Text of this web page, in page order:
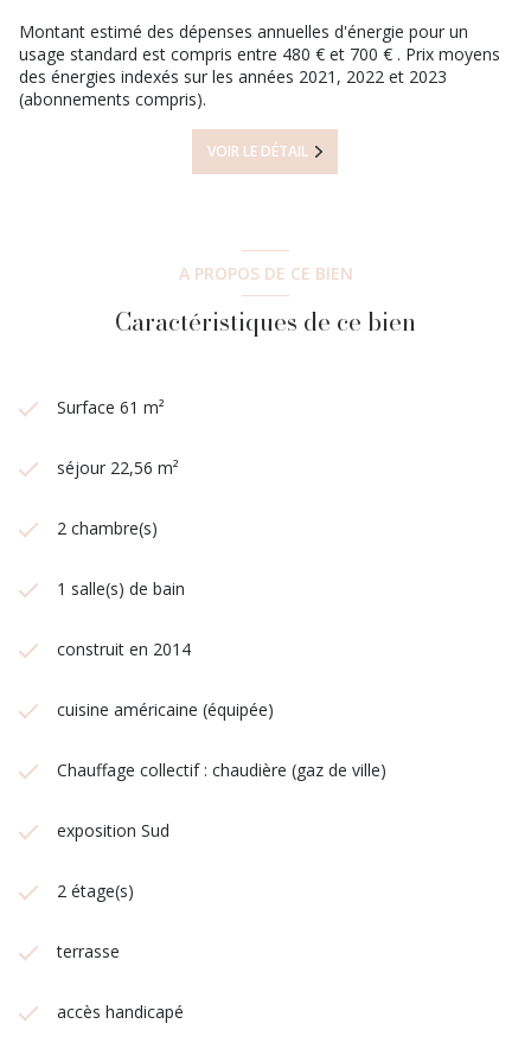
Montant estimé des dépenses annuelles d'énergie pour un
usage standard est compris entre 480 € et 700 € . Prix moyens
des énergies indexés sur les années 2021, 2022 et 2023
(abonnements compris).
VOIR LE DÉTAIL
A PROPOS DE CE BIEN
Caractéristiques de ce bien
Surface 61 m²
séjour 22,56 m²
2 chambre(s)
1 salle(s) de bain
construit en 2014
cuisine américaine (équipée)
Chauffage collectif : chaudière (gaz de ville)
exposition Sud
2 étage(s)
terrasse
accès handicapé